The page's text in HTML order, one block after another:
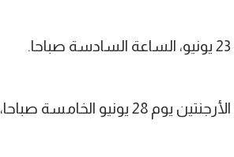
ويختتم النشامى مبارياته في دور المجموعات بمواجهة الأرجنتين يوم 28 يونيو الخامسة صباحا،